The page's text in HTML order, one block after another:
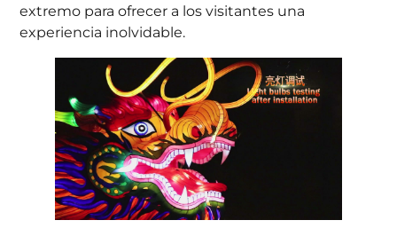
extremo para ofrecer a los visitantes una
experiencia inolvidable.